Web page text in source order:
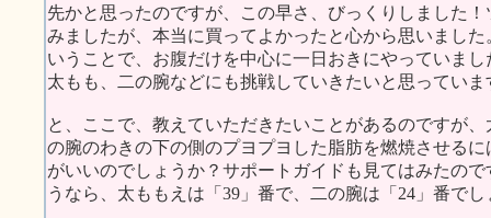
先かと思ったのですが、この早さ、びっくりしました
みましたが、本当に買ってよかったと心から思いまし
いうことで、お腹だけを中心に一日おきにやっていま
太もも、二の腕などにも挑戦していきたいと思っていま
と、ここで、教えていただきたいことがあるのですが
の腕のわきの下の側のプヨプヨした脂肪を燃焼させる
がいいのでしょうか？サポートガイドも見てはみたの
うなら、太ももえは「39」番で、二の腕は「24」番で